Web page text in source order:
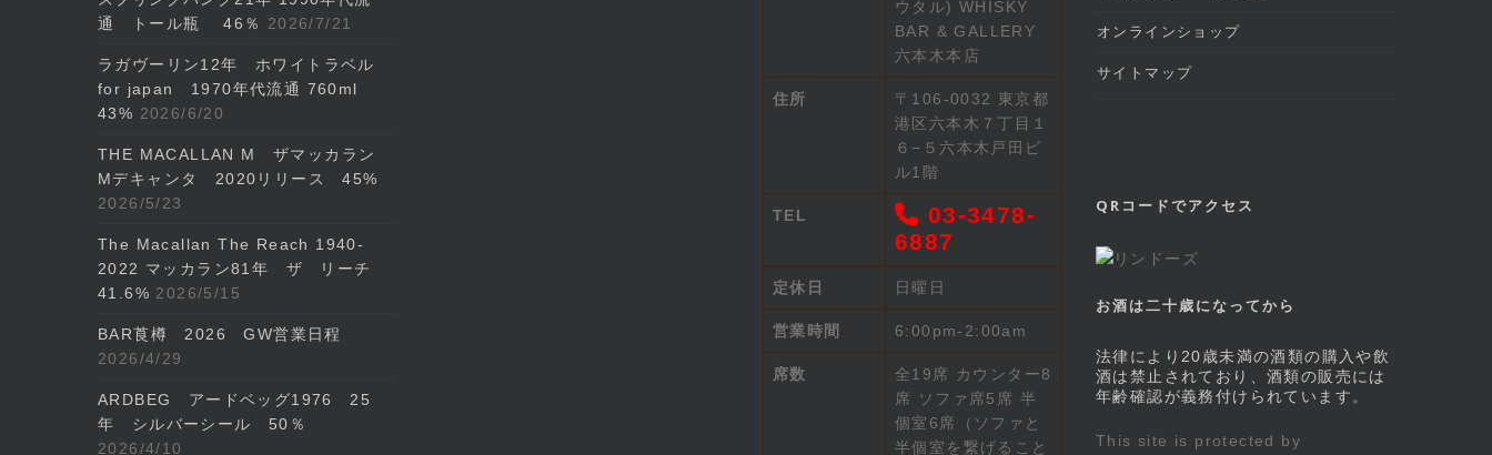
通 トール瓶 46％
2026/7/21
ラガヴーリン12年 ホワイトラベル
for japan 1970年代流通 760ml
43% 2026/6/20
THE MACALLAN M ザマッカラン
Mデキャンタ 2020リリース 45%
2026/5/23
The Macallan The Reach 1940-
2022 マッカラン81年 ザ リーチ
41.6% 2026/5/15
BAR莨樽 2026 GW営業日程
2026/4/29
ARDBEG アードベッグ1976 25
年 シルバーシール 50％
2026/4/10
ウタル) WHISKY
BAR & GALLERY
六本木本店
住所
〒106-0032 東京都
港区六本木７丁目１
６−５六本木戸田ビ
ル1階
TEL
03-3478-
6887
定休日 日曜日
営業時間 6:00pm-2:00am
席数
全19席 カウンター8
席 ソファ席5席 半
個室6席（ソファと
半個室を繋げること
オンラインショップ
サイトマップ
QRコードでアクセス
お酒は二十歳になってから
法律により20歳未満の酒類の購入や飲
酒は禁止されており、酒類の販売には
年齢確認が義務付けられています。
This site is protected by